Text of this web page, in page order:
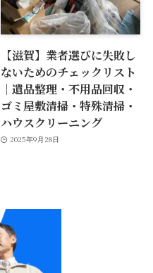
【滋賀】業者選びに失敗し
ないためのチェックリスト
｜遺品整理・不用品回収・
ゴミ屋敷清掃・特殊清掃・
ハウスクリーニング
2025年9月28日